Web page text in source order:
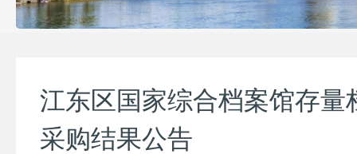
江东区国家综合档案馆存量
采购结果公告